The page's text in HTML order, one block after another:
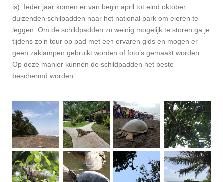
is). Ieder jaar komen er van begin april tot eind oktober
duizenden schilpadden naar het national park om eieren te
leggen. Om de schildpadden zo weinig mogelijk te storen ga je
tijdens zo’n tour op pad met een ervaren gids en mogen er
geen zaklampen gebruikt worden of foto’s gemaakt worden.
Op deze manier kunnen de schildpadden het beste
beschermd worden.